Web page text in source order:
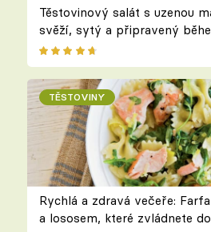
Těstovinový salát s uzenou
svěží, sytý a připravený
TĚSTOVINY
Rychlá a zdravá večeře:
a lososem, které zvládnete